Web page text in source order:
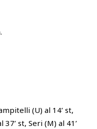
(U) al 14’ st,
st, Seri (M) al 41’